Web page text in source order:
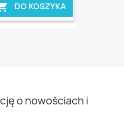
DO KOSZYKA
o nowościach i